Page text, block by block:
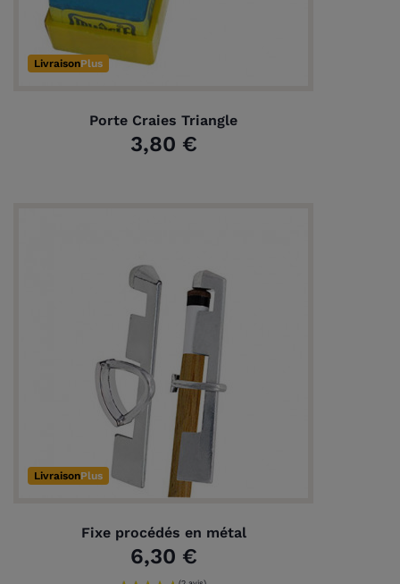
LivraisonPlus
Porte Craies Triangle
3,80 €
LivraisonPlus
Fixe procédés en métal
6,30 €